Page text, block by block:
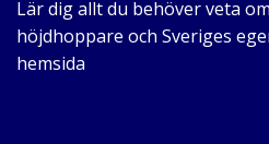
Lär dig allt du behöver veta
höjdhoppare och Sveriges
hemsida